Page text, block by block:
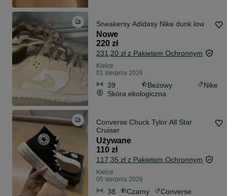
Sneakersy Adidasy Nike dunk low
Nowe
220 zł
231,20 zł z Pakietem Ochronnym
Kielce
01 sierpnia 2026
39 Beżowy
Nike
Skóra ekologiczna
Converse Chuck Tylor All Star
Cruiser
Używane
110 zł
117,35 zł z Pakietem Ochronnym
Kielce
05 sierpnia 2026
38 Czarny Converse